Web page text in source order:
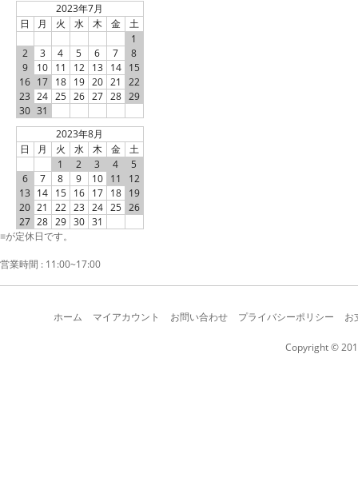
2023年7月
日
月 火 水 木 金
土
1
2
3 4 5 6 7
8
9
10 11 12 13 14 15
16 17 18 19 20 21
22
23 24 25 26 27 28 29
30 31
2023年8月
日
月 火 水 木 金
土
1
2 3 4
5
6
7 8 9 10 11
12
13 14 15 16 17 18 19
20 21 22 23 24 25 26
27 28 29 30 31
■が定休日です。
営業時間 : 11:00~17:00
ホーム マイアカウント お問い合わせ プライバシーポリシー お
Copyright ©